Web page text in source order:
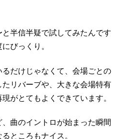
半信半疑で試してみたんです
びっくり。
だけじゃなくて、会場ごとの
リバーブや、大きな会場特有
がとてもよくできています。
曲のイントロが始まった瞬間
ところもナイス。